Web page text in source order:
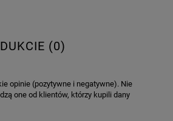
(0)
opinie (pozytywne i negatywne). Nie
one od klientów, którzy kupili dany